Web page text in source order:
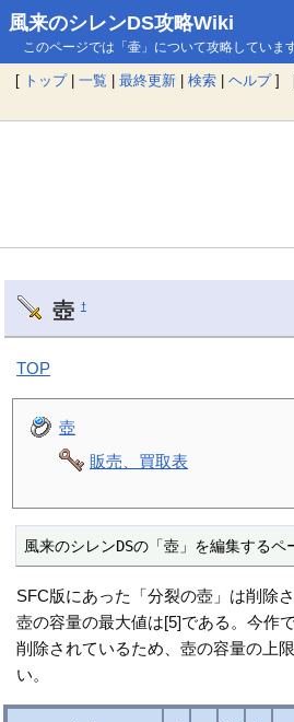
風来のシレンDS攻略Wiki
このページでは「壷」について攻略しています
[ トップ| 一覧 | 最終更新 | 検索 | ヘルプ]
壺 †
TOP
壺
販売、買取表
風来のシレンDSの「壺」を編集する
SFC版にあった「分裂の壺」は削除さ
壺の容量の最大値は[5]である。今作
削除されているため、壺の容量の上
い。